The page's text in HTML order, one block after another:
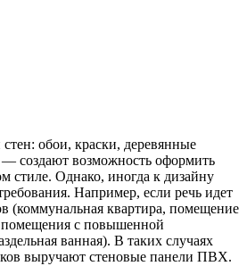
обои, краски, деревянные
создают возможность оформить
стиле. Однако, иногда к дизайну
Например, если речь идет
(коммунальная квартира, помещение
помещения с повышенной
ванная). В таких случаях
выручают стеновые панели ПВХ.